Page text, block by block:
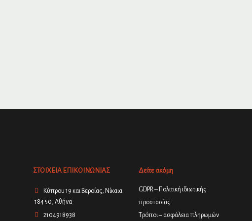
ΣΤΟΙΧΕΙΑ ΕΠΙΚΟΙΝΩΝΙΑΣ
Κύπρου 19 και Βεροίας, Νίκαια
184 50, Αθήνα
2104918938
Δείτε ακόμη
GDPR – Πολιτική ιδιωτικής
προστασίας
Τρόποι – ασφάλεια πληρωμών